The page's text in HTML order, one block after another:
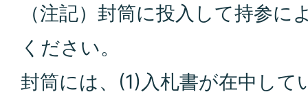
（注記）封筒に投入して持参に
ください。
封筒には、(1)入札書が在中して